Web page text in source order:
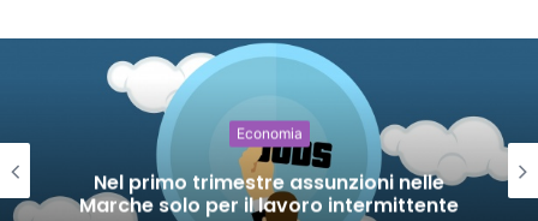
Economia
Nel primo trimestre assunzioni nelle
Marche solo per il lavoro intermittente